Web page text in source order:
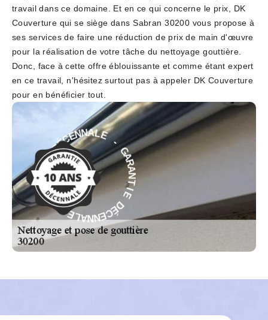
travail dans ce domaine. Et en ce qui concerne le prix, DK
Couverture qui se siège dans Sabran 30200 vous propose à
ses services de faire une réduction de prix de main d'œuvre
pour la réalisation de votre tâche du nettoyage gouttière.
Donc, face à cette offre éblouissante et comme étant expert
en ce travail, n'hésitez surtout pas à appeler DK Couverture
pour en bénéficier tout.
G
A
R
A
N
T
I
E
D
É
C
E
N
NALE - GAR
A
N
T
I
E
D
É
C
E
N
N
A
L
E
-